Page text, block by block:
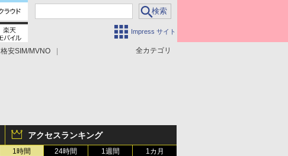
Impress サイト
全カテゴリ
格安SIM/MVNO
アクセスランキング
1時間 24時間 1週間 1カ月